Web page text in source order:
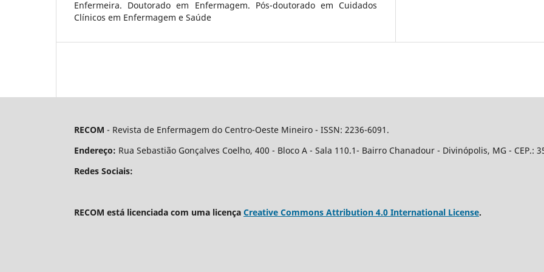
Enfermeira. Doutorado em Enfermagem. Pós-doutorado em Cuidados
Clínicos em Enfermagem e Saúde
RECOM - Revista de Enfermagem do Centro-Oeste Mineiro - ISSN: 2236-6091.
Endereço: Rua Sebastião Gonçalves Coelho, 400 - Bloco A - Sala 110.1- Bairro Chanadour - Divinópolis, MG - CEP.:
Redes Sociais:
RECOM está licenciada com uma licença Creative Commons Attribution 4.0 International License.